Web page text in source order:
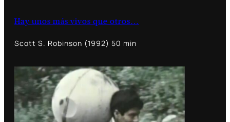
Hay unos más vivos que otros…
Scott S. Robinson (1992) 50 min